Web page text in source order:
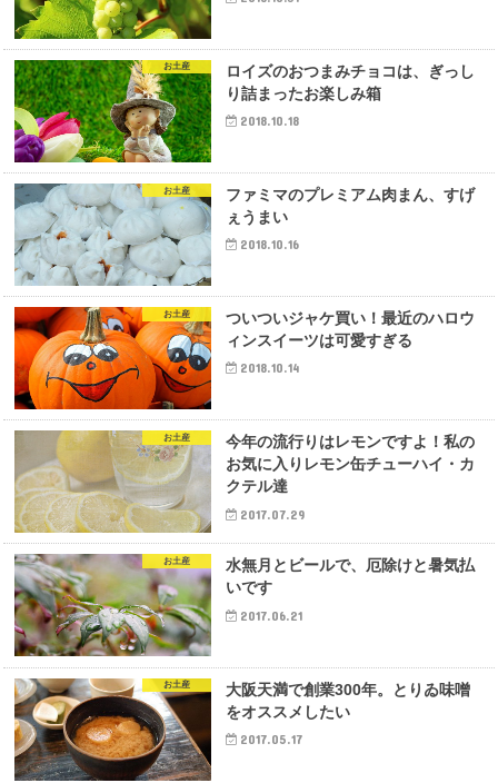
お土産
ロイズのおつまみチョコは、ぎっし
り詰まったお楽しみ箱
2018.10.18
お土産
ファミマのプレミアム肉まん、すげ
ぇうまい
2018.10.16
お土産
ついついジャケ買い！最近のハロウ
ィンスイーツは可愛すぎる
2018.10.14
お土産
今年の流行りはレモンですよ！私の
お気に入りレモン缶チューハイ・カ
クテル達
2017.07.29
お土産
水無月とビールで、厄除けと暑気払
いです
2017.06.21
お土産
大阪天満で創業300年。とりゐ味噌
をオススメしたい
2017.05.17